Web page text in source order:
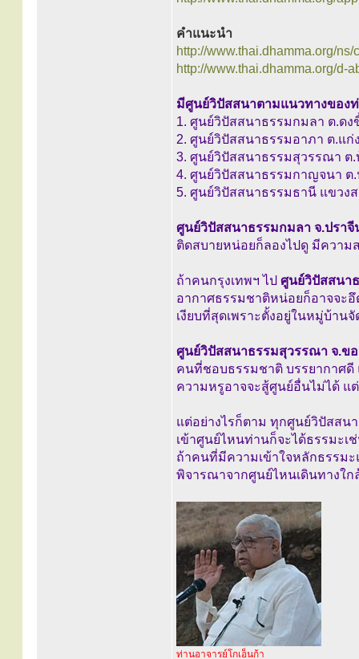
คำแนะนำ
http://www.thai.dhamma.org/ns/
http://www.thai.dhamma.org/d-
มีศูนย์วิปัสสนาตามแนวทางของ
1. ศูนย์วิปัสสนาธรรมกมลา ต.ดง
2. ศูนย์วิปัสสนาธรรมอาภา ต.แ
3. ศูนย์วิปัสสนาธรรมสุวรรณา ต
4. ศูนย์วิปัสสนาธรรมกาญจนา ต
5. ศูนย์วิปัสสนาธรรมธานี แขวง
ศูนย์วิปัสสนาธรรมกมลา จ.ปรา
ติดสบายหน่อยก็ลองไปดู มีความ
ถ้าคนกรุงเทพฯ ไป ศูนย์วิปัสสนา
อากาศธรรมชาติหน่อยก็อาจจะ
เงียบที่สุดเพราะตั้งอยู่ในหมู่บ้านจั
ศูนย์วิปัสสนาธรรมสุวรรณา จ.ข
คนที่ชอบธรรมชาติ บรรยากาศดี
ความหรูอาจจะสู้ศูนย์อื่นไม่ได้ แ
แต่อย่างไรก็ตาม ทุกศูนย์วิปัสสน
เข้าศูนย์ไหนท่านก็จะได้ธรรมะ
ถ้าคนที่มีความเข้าใจหลักธรรม
พิจารณาจากศูนย์ไหนเดินทางใก
ท่านอาจารย์โกเอ็นก้า